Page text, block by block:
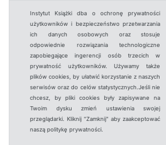
Instytut Książki dba o ochronę prywatności
użytkowników i bezpieczeństwo przetwarzania
ich danych osobowych oraz stosuje
odpowiednie rozwiązania technologiczne
zapobiegające ingerencji osób trzecich w
prywatność użytkowników. Używamy także
plików cookies, by ułatwić korzystanie z naszych
serwisów oraz do celów statystycznych.Jeśli nie
chcesz, by pliki cookies były zapisywane na
Twoim dysku zmień ustawienia swojej
przeglądarki. Kliknij "Zamknij" aby zaakceptować
naszą politykę prywatności.